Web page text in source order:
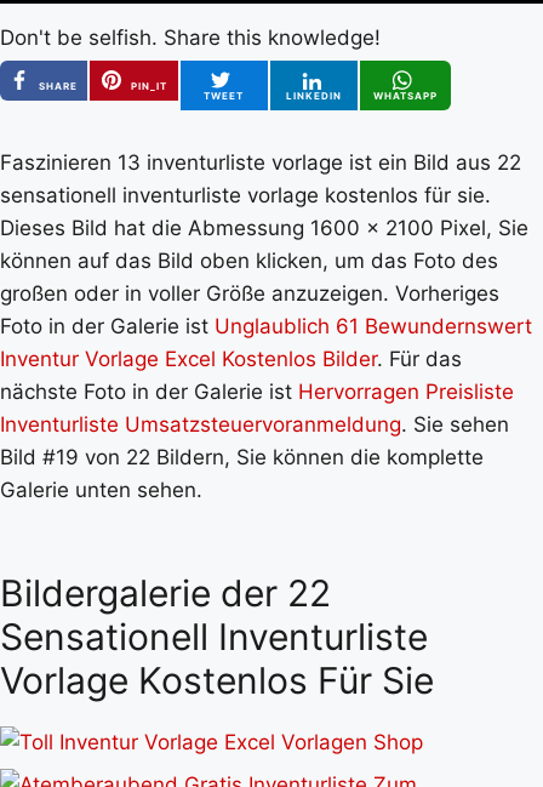
Don't be selfish. Share this knowledge!
SHARE
PIN_IT
TWEET
LINKEDIN WHATSAPP
Faszinieren 13 inventurliste vorlage ist ein Bild aus 22
sensationell inventurliste vorlage kostenlos für sie.
Dieses Bild hat die Abmessung 1600 x 2100 Pixel, Sie
können auf das Bild oben klicken, um das Foto des
großen oder in voller Größe anzuzeigen. Vorheriges
Foto in der Galerie ist Unglaublich 61 Bewundernswert
Inventur Vorlage Excel Kostenlos Bilder. Für das
nächste Foto in der Galerie ist Hervorragen Preisliste
Inventurliste Umsatzsteuervoranmeldung. Sie sehen
Bild #19 von 22 Bildern, Sie können die komplette
Galerie unten sehen.
Bildergalerie der 22
Sensationell Inventurliste
Vorlage Kostenlos Für Sie